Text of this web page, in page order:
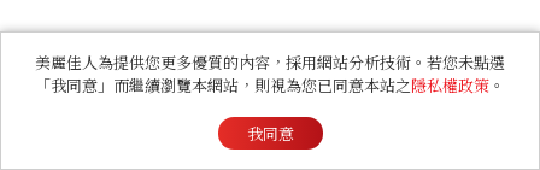
美麗佳人為提供您更多優質的內容，採用網站分析技術。若您未點選
「我同意」而繼續瀏覽本網站，則視為您已同意本站之隱私權政策 。
我同意